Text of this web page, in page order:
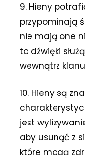
9. Hieny
przypominają
nie mają one
to dźwięki
wewnątrz
10. Hieny są
jest
aby usunąć z
które mogą